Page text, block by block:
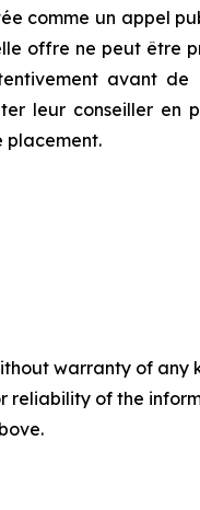
comme un appel
offre ne peut être
avant
leur conseiller
placement.
warranty of
reliability of the